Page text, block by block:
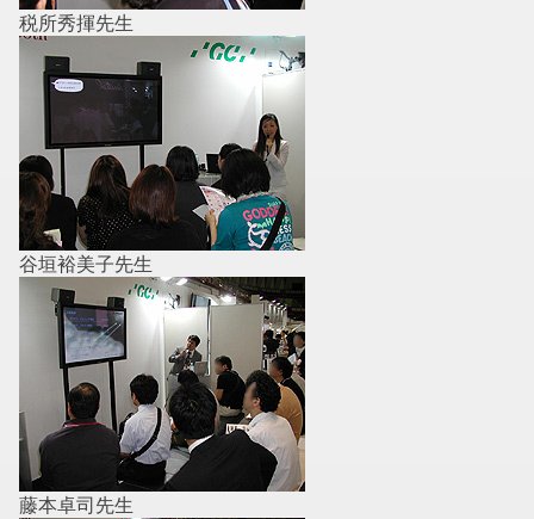
税所秀揮先生
谷垣裕美子先生
藤本卓司先生